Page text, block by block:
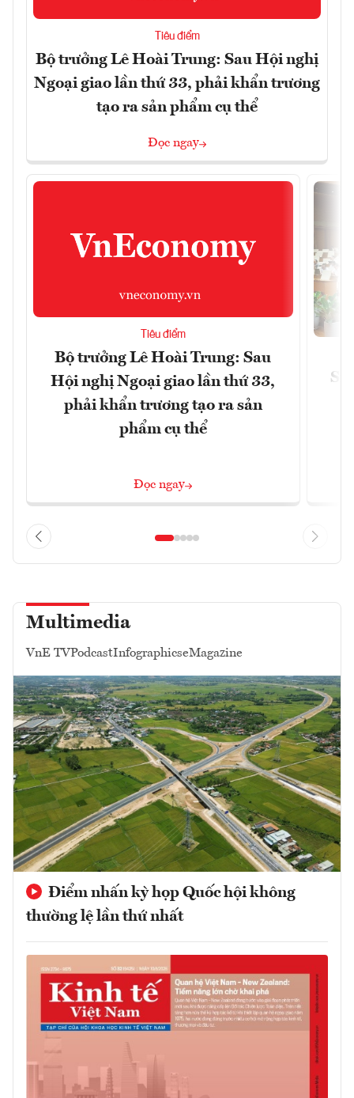
Tiêu điểm
Bộ trưởng Lê Hoài Trung: Sau Hội nghị
Ngoại giao lần thứ 33, phải khẩn trương
tạo ra sản phẩm cụ thể
Đọc ngay
Tiêu điểm
Bộ trưởng Lê Hoài Trung: Sau
Hội nghị Ngoại giao lần thứ 33,
phải khẩn trương tạo ra sản
phẩm cụ thể
Đọc ngay
Multimedia
VnE TVPodcastInfographicseMagazine
Điểm nhấn kỳ họp Quốc hội không
thường lệ lần thứ nhất